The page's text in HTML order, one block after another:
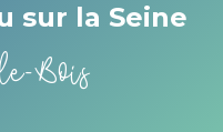
sur la Seine
Bois